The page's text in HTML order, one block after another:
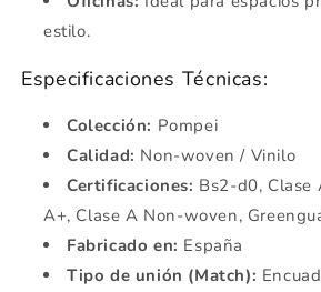
estilo.
Especificaciones Técnicas:
Colección: Pompei
Calidad: Non-woven / Vinilo
Certificaciones: Bs2-d0, Clase
A+, Clase A Non-woven,
Fabricado en: España
Tipo de unión (Match):